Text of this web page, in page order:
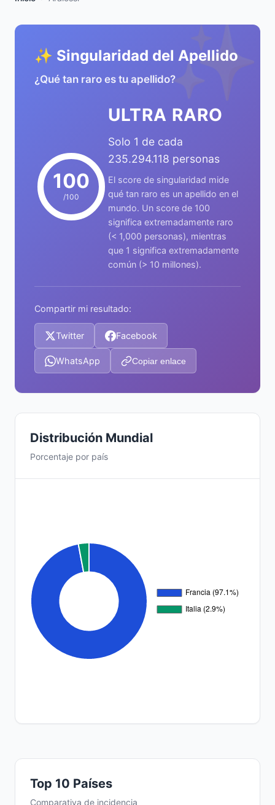
✨
✨ Singularidad del Apellido
¿Qué tan raro es tu apellido?
100
/100
ULTRA RARO
Solo 1 de cada
235.294.118 personas
El score de singularidad mide
qué tan raro es un apellido en el
mundo. Un score de 100
significa extremadamente raro
(< 1,000 personas), mientras
que 1 significa extremadamente
común (> 10 millones).
Compartir mi resultado:
Twitter Facebook
WhatsApp Copiar enlace
Distribución Mundial
Porcentaje por país
Top 10 Países
Comparativa de incidencia